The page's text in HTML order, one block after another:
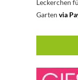
Leckerchen
Garten via